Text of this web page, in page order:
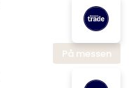
På messen